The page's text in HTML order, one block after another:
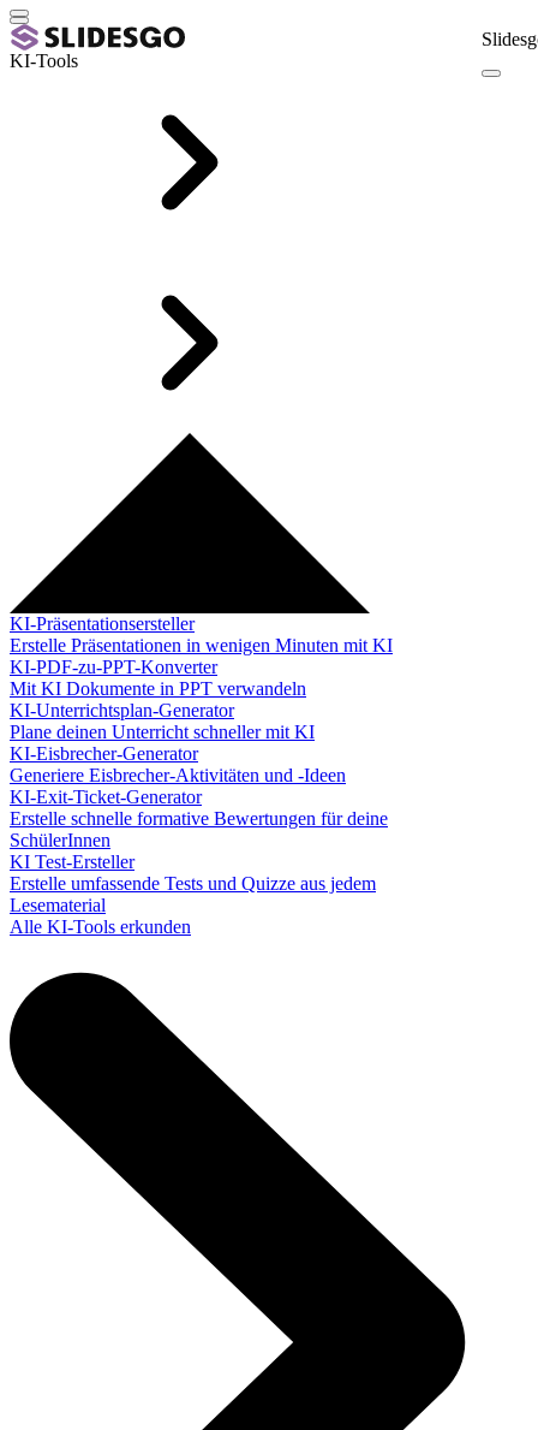
KI-Tools
KI-Präsentationsersteller
Erstelle Präsentationen in wenigen Minuten mit KI
KI-PDF-zu-PPT-Konverter
Mit KI Dokumente in PPT verwandeln
KI-Unterrichtsplan-Generator
Plane deinen Unterricht schneller mit KI
KI-Eisbrecher-Generator
Generiere Eisbrecher-Aktivitäten und -Ideen
KI-Exit-Ticket-Generator
Erstelle schnelle formative Bewertungen für deine
SchülerInnen
KI Test-Ersteller
Erstelle umfassende Tests und Quizze aus jedem
Lesematerial
Alle KI-Tools erkunden